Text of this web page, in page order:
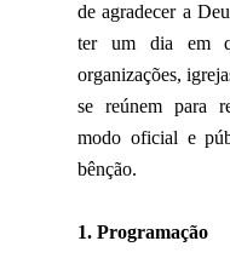
de agradecer a
ter um dia em
organizações,
se reúnem para
modo oficial e
bênção.
1. Programação